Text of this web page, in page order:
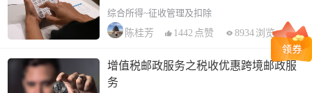
综合所得~征收管理及扣除
陈桂芳
1442 点赞 8934 浏览
增值税邮政服务之税收优惠跨境邮政服
务